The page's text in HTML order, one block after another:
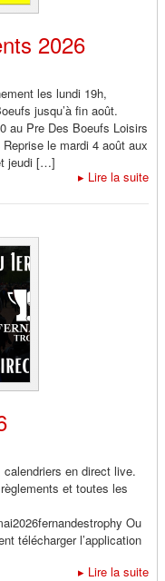
2026
les lundi 19h,
jusqu’à fin août.
au Pre Des Boeufs Loisirs
le mardi 4 août aux
jeudi […]
▸ Lire la suite
en direct live.
et toutes les
Ou
télécharger l’application
▸ Lire la suite